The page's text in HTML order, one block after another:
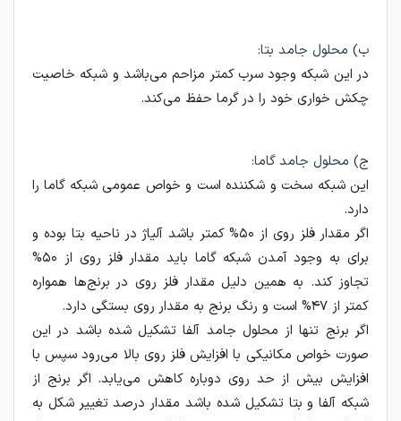
ب) محلول جامد بتا:
در این شبکه وجود سرب کمتر مزاحم می‌باشد و شبکه خاصیت
چکش خواری خود را در گرما حفظ می‌کند.
ج) محلول جامد گاما:
این شبکه سخت و شکننده است و خواص عمومی شبکه گاما را
دارد.
اگر مقدار فلز روی از ۵۰% کمتر باشد آلیاژ در ناحیه بتا بوده و
برای به وجود آمدن شبکه گاما باید مقدار فلز روی از ۵۰%
تجاوز کند. به همین دلیل مقدار فلز روی در برنج‌ها همواره
کمتر از ۴۷% است و رنگ برنج به مقدار روی بستگی دارد.
اگر برنج تنها از محلول جامد آلفا تشکیل شده باشد در این
صورت خواص مکانیکی با افزایش فلز روی بالا می‌رود سپس با
افزایش بیش از حد روی دوباره کاهش می‌یابد. اگر برنج از
شبکه آلفا و بتا تشکیل شده باشد مقدار درصد تغییر شکل به